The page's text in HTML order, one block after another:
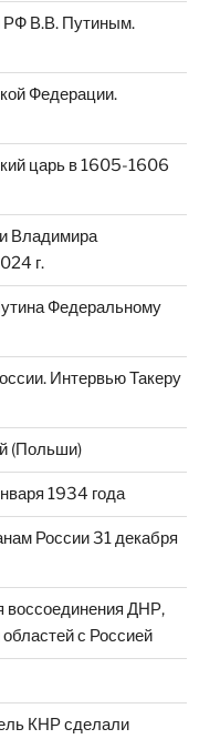
РФ В.В. Путиным.
Федерации.
царь в 1605-1606
Владимира
г.
Федеральному
Интервью Такеру
(Польши)
1934 года
России 31 декабря
воссоединения ДНР,
с Россией
КНР сделали